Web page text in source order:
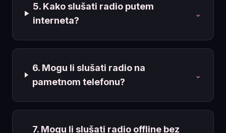
5. Kako slušati radio putem
interneta?
⌄
6. Mogu li slušati radio na
pametnom telefonu?
⌄
7. Mogu li slušati radio offline bez